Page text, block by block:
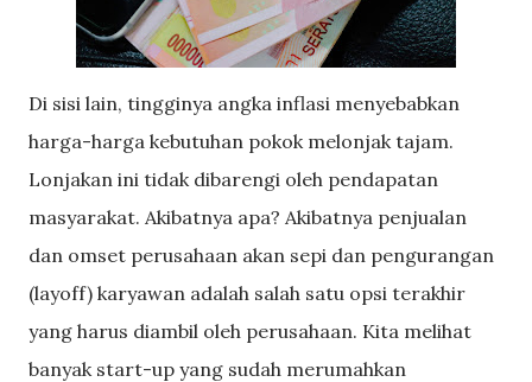
Di sisi lain, tingginya angka inflasi menyebabkan
harga-harga kebutuhan pokok melonjak tajam.
Lonjakan ini tidak dibarengi oleh pendapatan
masyarakat. Akibatnya apa? Akibatnya penjualan
dan omset perusahaan akan sepi dan pengurangan
(layoff) karyawan adalah salah satu opsi terakhir
yang harus diambil oleh perusahaan. Kita melihat
banyak start-up yang sudah merumahkan